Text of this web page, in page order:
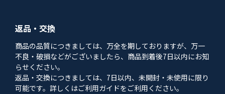
返品・交換
商品の品質につきましては、万全を期しておりますが、万一
不良・破損などがございましたら、商品到着後7日以内にお知
らせください。
返品・交換につきましては、7日以内、未開封・未使用に限り
可能です。詳しくはご利用ガイドをご利用ください。